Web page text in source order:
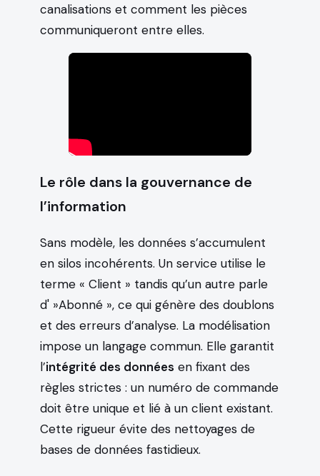
canalisations et comment les pièces
communiqueront entre elles.
Le rôle dans la gouvernance de
l’information
Sans modèle, les données s’accumulent
en silos incohérents. Un service utilise le
terme « Client » tandis qu’un autre parle
d' »Abonné », ce qui génère des doublons
et des erreurs d’analyse. La modélisation
impose un langage commun. Elle garantit
l’intégrité des données en fixant des
règles strictes : un numéro de commande
doit être unique et lié à un client existant.
Cette rigueur évite des nettoyages de
bases de données fastidieux.